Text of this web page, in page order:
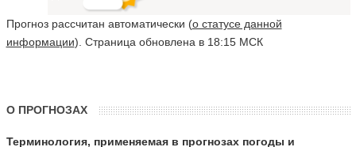
Прогноз рассчитан автоматически (о статусе данной
информации). Страница обновлена в 18:15 МСК
О ПРОГНОЗАХ
Терминология, применяемая в прогнозах погоды и